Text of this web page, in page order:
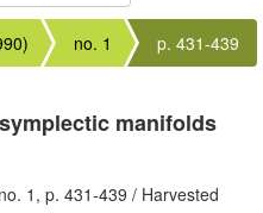
no. 1 p. 431-439
manifolds
1, p. 431-439 / Harvested